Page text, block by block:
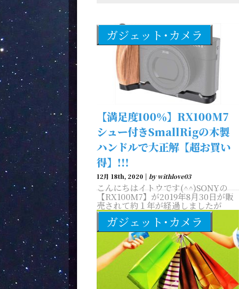
ガジェット･カメラ
【満足度100％】RX100M7
シュー付きSmallRigの木製
ハンドルで大正解【超お買い
得】!!!
12月 18th, 2020 | by withlove03
こんにちはイトウです(^^)SONYの
【RX100M7】が2019年8月30日が販
売されて約１年が経過しましたが
RX100シリーズでは今のところ新しい
モデル
ガジェット･カメラ